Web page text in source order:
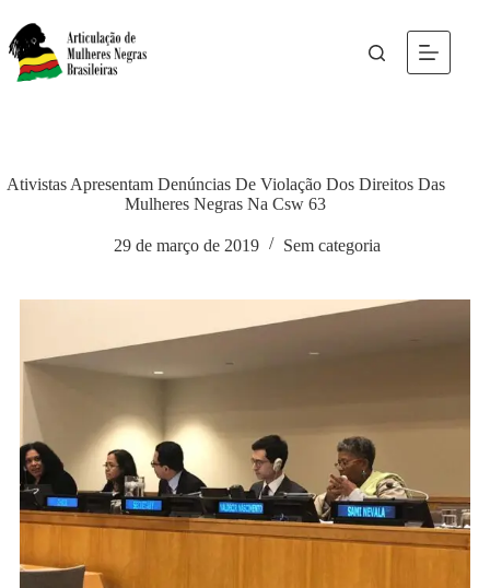
Ativistas Apresentam Denúncias De Violação Dos Direitos Das
Mulheres Negras Na Csw 63
29 de março de 2019 Sem categoria